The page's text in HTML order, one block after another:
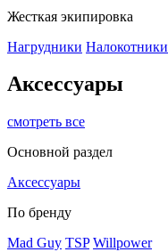
Жесткая экипировка
Нагрудники Налокотники
Аксессуары
смотреть все
Основной раздел
Аксессуары
По бренду
Mad Guy TSP Willpower